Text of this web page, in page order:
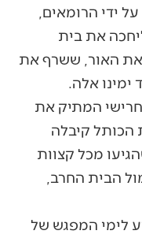
ידי הרומאים,
את בית
את האור, ששרף את
ימינו אלה.
המתיק את
הכותל קיבלה
מכל קצוות
הבית החרב,
לימי המפגש של